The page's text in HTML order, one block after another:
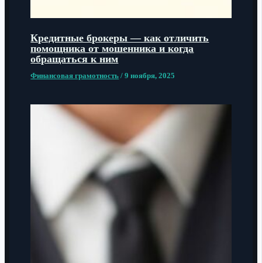
Кредитные брокеры — как отличить
помощника от мошенника и когда
обращаться к ним
Финансовая грамотность /9 ноября, 2025